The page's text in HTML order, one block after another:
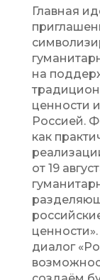
Главная
на
ценности
Россией.
как
от 19
диалог